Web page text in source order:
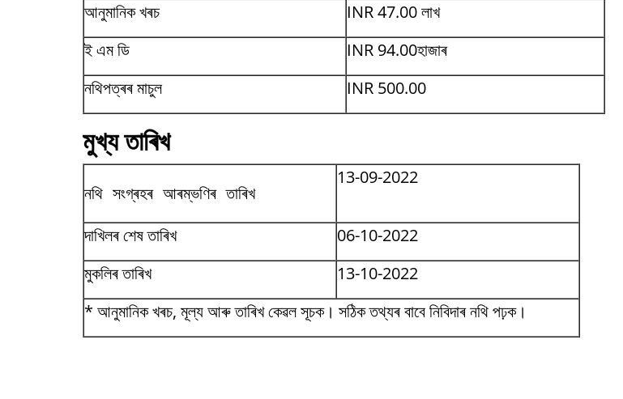
আনুমানিক খৰচ
INR 47.00 লাখ
ই এম ডি
INR 94.00হাজাৰ
নথিপত্ৰৰ মাচুল
INR 500.00
মুখ্য তাৰিখ
নথি সংগ্ৰহৰ আৰম্ভণিৰ তাৰিখ
13-09-2022
দাখিলৰ শেষ তাৰিখ
06-10-2022
মুকলিৰ তাৰিখ
13-10-2022
* আনুমানিক খৰচ, মূল্য আৰু তাৰিখ কেৱল সূচক। সঠিক তথ্যৰ বাবে নিবিদাৰ নথি পঢ়ক।